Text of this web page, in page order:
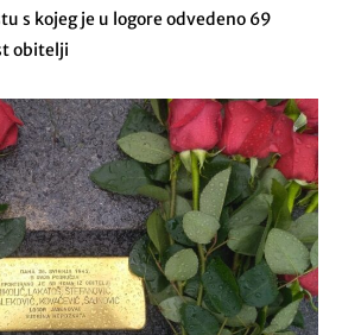
s kojeg je u logore odvedeno 69
obitelji